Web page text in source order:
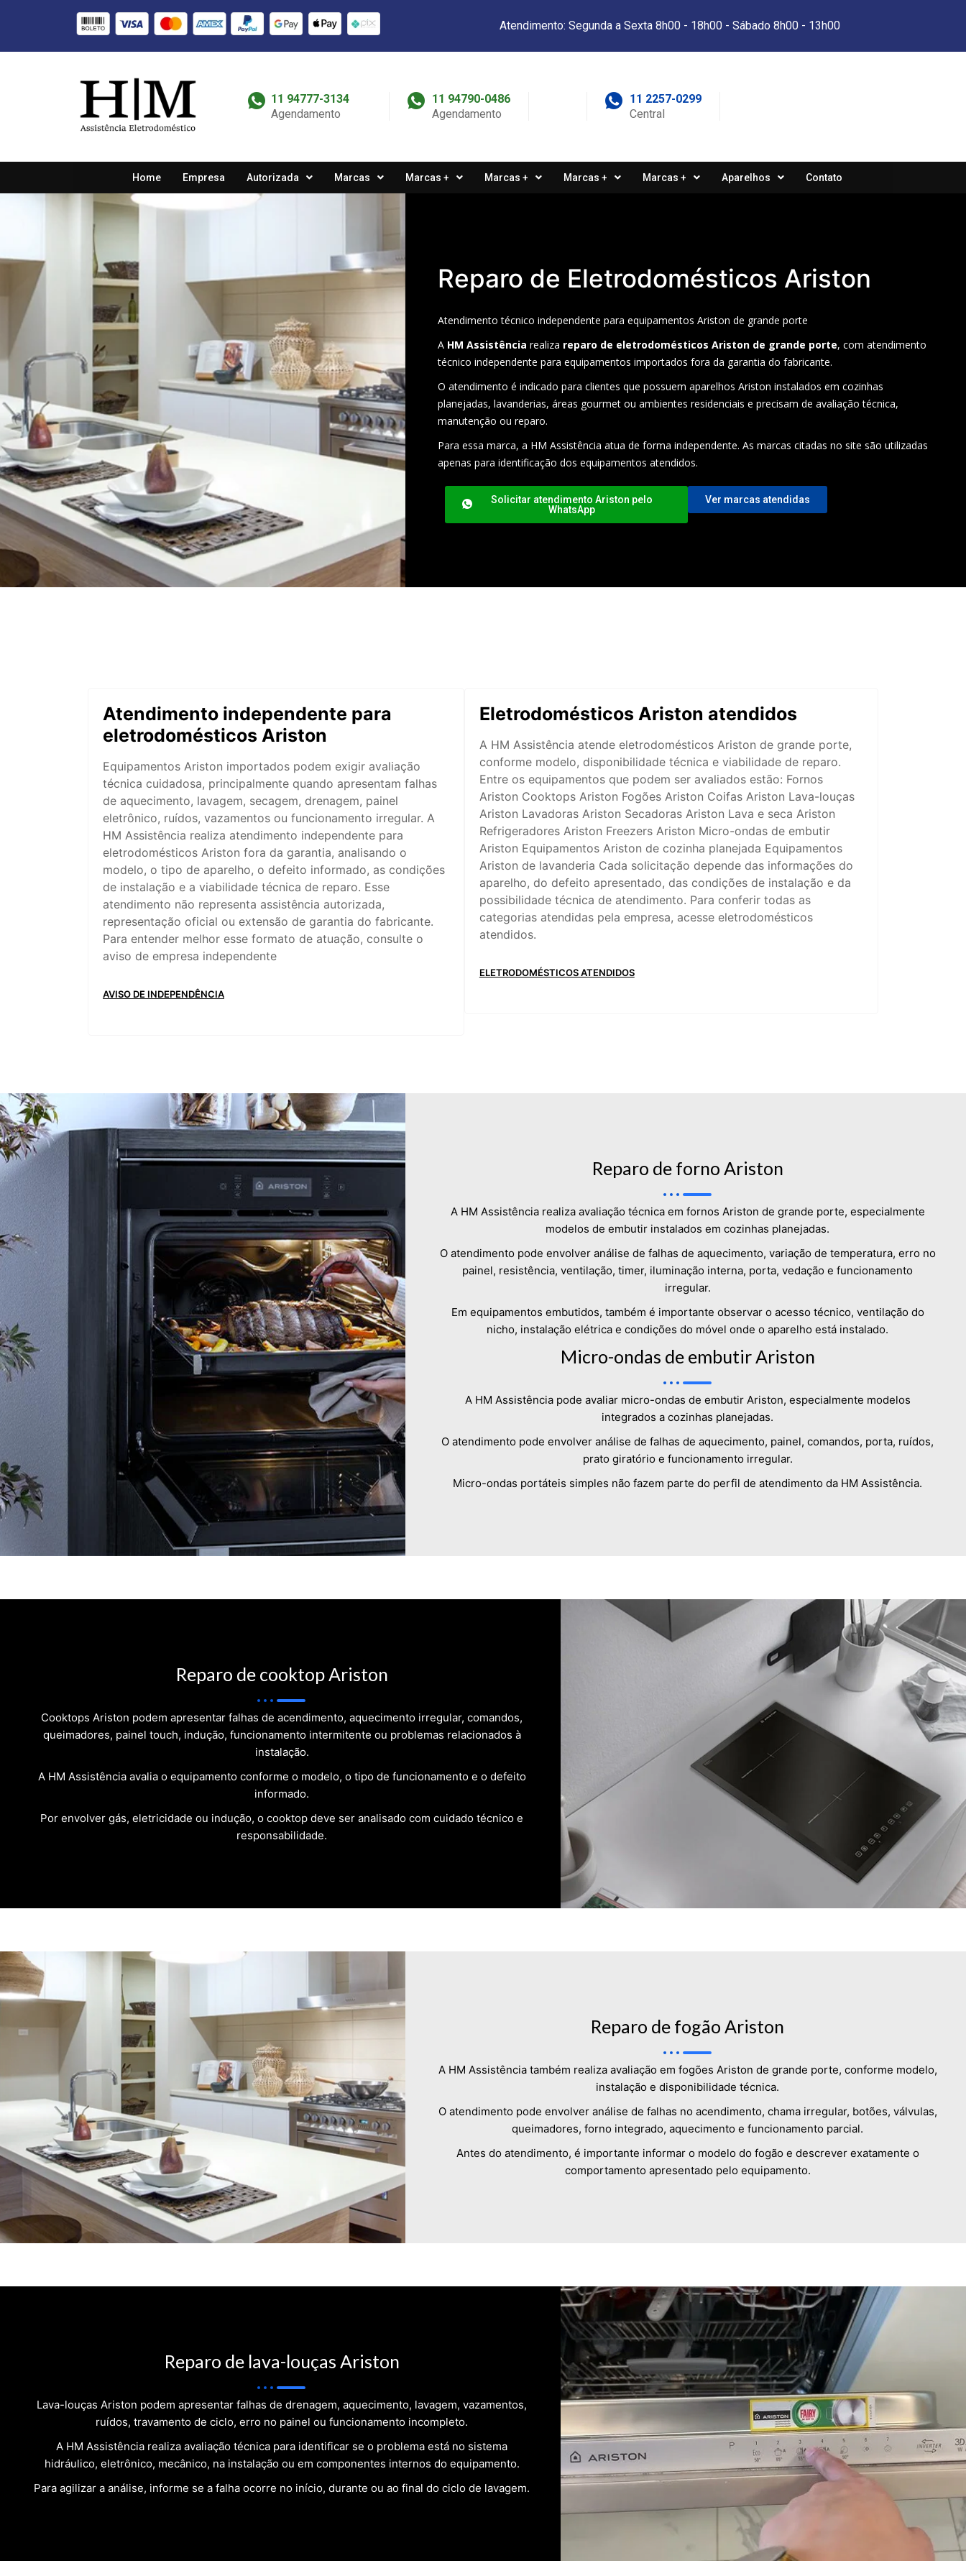
Atendimento: Segunda a Sexta 8h00 - 18h00 - Sábado 8h00 - 13h00
11 94777-3134
Agendamento
11 94790-0486
Agendamento
11 2257-0299
Central
Home Empresa Autorizada Marcas Marcas + Marcas + Marcas + Marcas + Aparelhos Contato
Reparo de Eletrodomésticos Ariston
Atendimento técnico independente para equipamentos Ariston de grande porte
A HM Assistência realiza reparo de eletrodomésticos Ariston de grande porte, com atendimento
técnico independente para equipamentos importados fora da garantia do fabricante.
O atendimento é indicado para clientes que possuem aparelhos Ariston instalados em cozinhas
planejadas, lavanderias, áreas gourmet ou ambientes residenciais e precisam de avaliação técnica,
manutenção ou reparo.
Para essa marca, a HM Assistência atua de forma independente. As marcas citadas no site são utilizadas
apenas para identificação dos equipamentos atendidos.
Solicitar atendimento Ariston pelo
WhatsApp
Ver marcas atendidas
Atendimento independente para
eletrodomésticos Ariston
Equipamentos Ariston importados podem exigir avaliação
técnica cuidadosa, principalmente quando apresentam falhas
de aquecimento, lavagem, secagem, drenagem, painel
eletrônico, ruídos, vazamentos ou funcionamento irregular. A
HM Assistência realiza atendimento independente para
eletrodomésticos Ariston fora da garantia, analisando o
modelo, o tipo de aparelho, o defeito informado, as condições
de instalação e a viabilidade técnica de reparo. Esse
atendimento não representa assistência autorizada,
representação oficial ou extensão de garantia do fabricante.
Para entender melhor esse formato de atuação, consulte o
aviso de empresa independente
AVISO DE INDEPENDÊNCIA
Eletrodomésticos Ariston atendidos
A HM Assistência atende eletrodomésticos Ariston de grande porte,
conforme modelo, disponibilidade técnica e viabilidade de reparo.
Entre os equipamentos que podem ser avaliados estão: Fornos
Ariston Cooktops Ariston Fogões Ariston Coifas Ariston Lava-louças
Ariston Lavadoras Ariston Secadoras Ariston Lava e seca Ariston
Refrigeradores Ariston Freezers Ariston Micro-ondas de embutir
Ariston Equipamentos Ariston de cozinha planejada Equipamentos
Ariston de lavanderia Cada solicitação depende das informações do
aparelho, do defeito apresentado, das condições de instalação e da
possibilidade técnica de atendimento. Para conferir todas as
categorias atendidas pela empresa, acesse eletrodomésticos
atendidos.
ELETRODOMÉSTICOS ATENDIDOS
Reparo de forno Ariston
A HM Assistência realiza avaliação técnica em fornos Ariston de grande porte, especialmente
modelos de embutir instalados em cozinhas planejadas.
O atendimento pode envolver análise de falhas de aquecimento, variação de temperatura, erro no
painel, resistência, ventilação, timer, iluminação interna, porta, vedação e funcionamento
irregular.
Em equipamentos embutidos, também é importante observar o acesso técnico, ventilação do
nicho, instalação elétrica e condições do móvel onde o aparelho está instalado.
Micro-ondas de embutir Ariston
A HM Assistência pode avaliar micro-ondas de embutir Ariston, especialmente modelos
integrados a cozinhas planejadas.
O atendimento pode envolver análise de falhas de aquecimento, painel, comandos, porta, ruídos,
prato giratório e funcionamento irregular.
Micro-ondas portáteis simples não fazem parte do perfil de atendimento da HM Assistência.
Reparo de cooktop Ariston
Cooktops Ariston podem apresentar falhas de acendimento, aquecimento irregular, comandos,
queimadores, painel touch, indução, funcionamento intermitente ou problemas relacionados à
instalação.
A HM Assistência avalia o equipamento conforme o modelo, o tipo de funcionamento e o defeito
informado.
Por envolver gás, eletricidade ou indução, o cooktop deve ser analisado com cuidado técnico e
responsabilidade.
Reparo de fogão Ariston
A HM Assistência também realiza avaliação em fogões Ariston de grande porte, conforme modelo,
instalação e disponibilidade técnica.
O atendimento pode envolver análise de falhas no acendimento, chama irregular, botões, válvulas,
queimadores, forno integrado, aquecimento e funcionamento parcial.
Antes do atendimento, é importante informar o modelo do fogão e descrever exatamente o
comportamento apresentado pelo equipamento.
Reparo de lava-louças Ariston
Lava-louças Ariston podem apresentar falhas de drenagem, aquecimento, lavagem, vazamentos,
ruídos, travamento de ciclo, erro no painel ou funcionamento incompleto.
A HM Assistência realiza avaliação técnica para identificar se o problema está no sistema
hidráulico, eletrônico, mecânico, na instalação ou em componentes internos do equipamento.
Para agilizar a análise, informe se a falha ocorre no início, durante ou ao final do ciclo de lavagem.